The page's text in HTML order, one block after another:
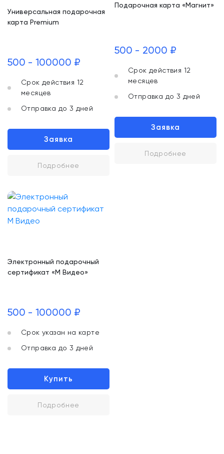
Универсальная подарочная
карта Premium
500 - 100000 ₽
Срок действия 12
месяцев
Отправка до 3 дней
Заявка
Подробнее
Подарочная карта «Магнит»
500 - 2000 ₽
Срок действия 12
месяцев
Отправка до 3 дней
Заявка
Подробнее
Электронный подарочный
сертификат «М Видео»
500 - 100000 ₽
Срок указан на карте
Отправка до 3 дней
Купить
Подробнее